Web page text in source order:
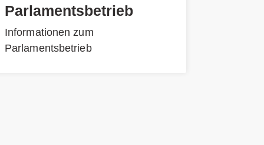
Parlamentsbetrieb
Informationen zum
Parlamentsbetrieb